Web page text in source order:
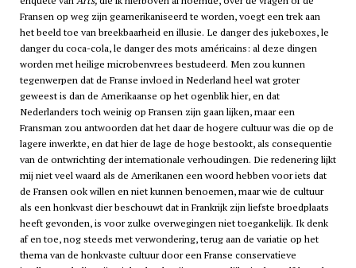
Fransen op weg zijn geamerikaniseerd te worden, voegt een trek aan
het beeld toe van breekbaarheid en illusie. Le danger des jukeboxes, le
danger du coca-cola, le danger des mots américains: al deze dingen
worden met heilige microbenvrees bestudeerd. Men zou kunnen
tegenwerpen dat de Franse invloed in Nederland heel wat groter
geweest is dan de Amerikaanse op het ogenblik hier, en dat
Nederlanders toch weinig op Fransen zijn gaan lijken, maar een
Fransman zou antwoorden dat het daar de hogere cultuur was die op de
lagere inwerkte, en dat hier de lage de hoge bestookt, als consequentie
van de ontwrichting der internationale verhoudingen. Die redenering lijkt
mij niet veel waard als de Amerikanen een woord hebben voor iets dat
de Fransen ook willen en niet kunnen benoemen, maar wie de cultuur
als een honkvast dier beschouwt dat in Frankrijk zijn liefste broedplaats
heeft gevonden, is voor zulke overwegingen niet toegankelijk. Ik denk
af en toe, nog steeds met verwondering, terug aan de variatie op het
thema van de honkvaste cultuur door een Franse conservatieve